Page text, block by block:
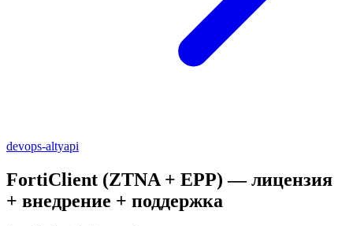
devops-altyapi
FortiClient (ZTNA + EPP) — лицензия
+ внедрение + поддержка